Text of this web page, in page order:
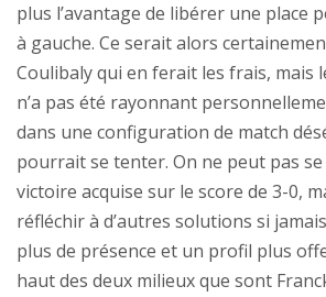
plus l’avantage de libérer une place
à gauche. Ce serait alors
Coulibaly qui en ferait les frais, mais
n’a pas été rayonnant
dans une configuration de match
pourrait se tenter. On ne peut pas se
victoire acquise sur le score de 3-0,
réfléchir à d’autres solutions si
plus de présence et un profil plus
haut des deux milieux que sont